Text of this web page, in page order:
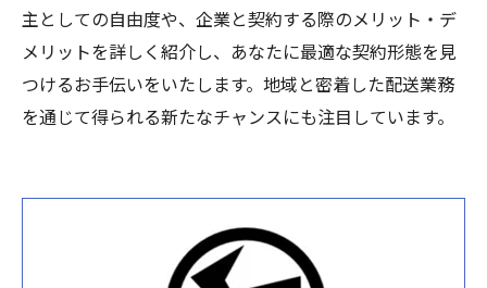
主としての自由度や、企業と契約する際のメリット・デ
メリットを詳しく紹介し、あなたに最適な契約形態を見
つけるお手伝いをいたします。地域と密着した配送業務
を通じて得られる新たなチャンスにも注目しています。